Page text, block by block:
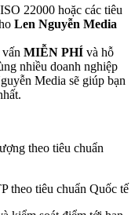
22000 hoặc các tiêu
Len Nguyễn Media
MIỄN PHÍ và hỗ
nhiều doanh nghiệp
Media sẽ giúp bạn
theo tiêu chuẩn
theo tiêu chuẩn Quốc tế